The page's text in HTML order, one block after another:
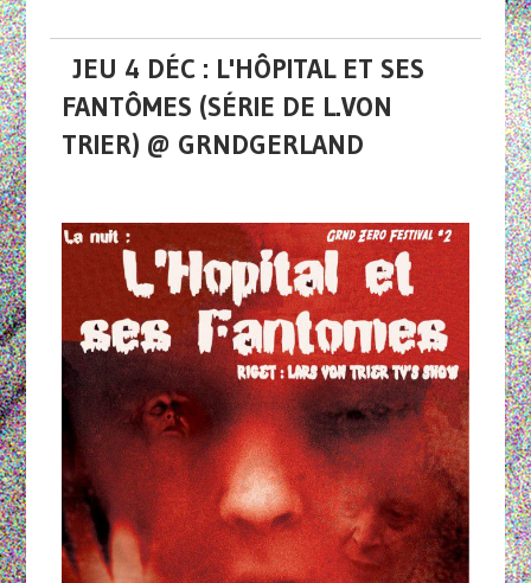
JEU 4 DÉC : L'HÔPITAL ET SES
FANTÔMES (SÉRIE DE L.VON
TRIER) @ GRNDGERLAND